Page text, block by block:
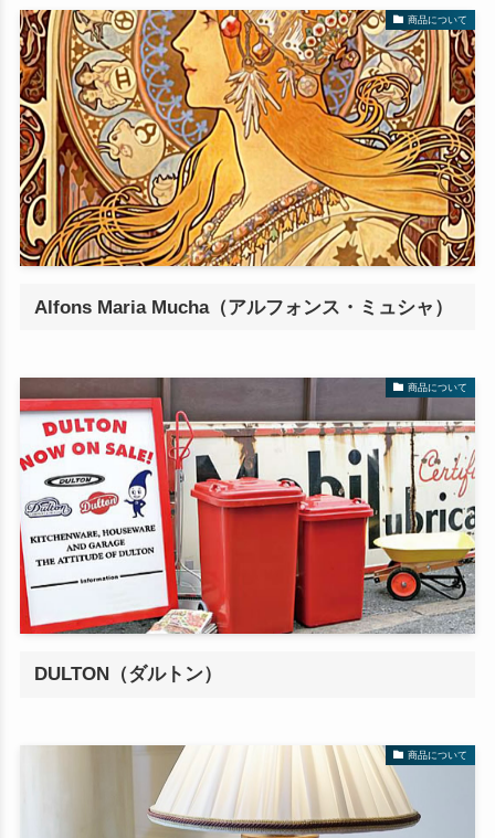
商品について
Alfons Maria Mucha（アルフォンス・ミュシャ）
商品について
DULTON（ダルトン）
商品について